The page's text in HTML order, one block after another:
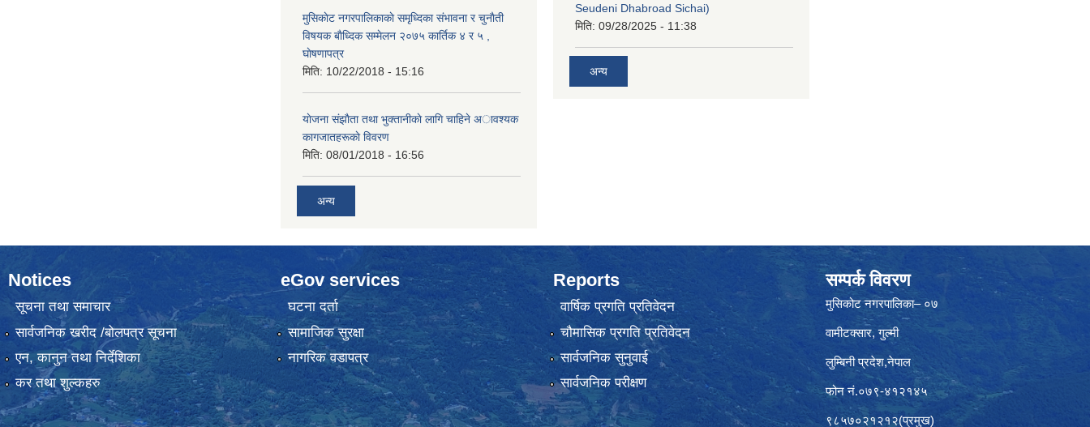
मुसिकाेट नगरपालिकाकाे समृध्दिका संभावना र चुनाैती
विषयक बाैध्दिक सम्मेलन २०७५ कार्तिक ४ र ५ ,
घाेषणापत्र
मिति: 10/22/2018 - 15:16
याेजना संझाैता तथा भुक्तानीकाे लागि चाहिने अावश्यक
कागजातहरूकाे विवरण
मिति: 08/01/2018 - 16:56
अन्य
Seudeni Dhabroad Sichai)
मिति: 09/28/2025 - 11:38
अन्य
Notices
सूचना तथा समाचार
सार्वजनिक खरीद /बोलपत्र सूचना
एन, कानुन तथा निर्देशिका
कर तथा शुल्कहरु
eGov services
घटना दर्ता
सामाजिक सुरक्षा
नागरिक वडापत्र
Reports
वार्षिक प्रगति प्रतिवेदन
चौमासिक प्रगति प्रतिवेदन
सार्वजनिक सुनुवाई
सार्वजनिक परीक्षण
सम्पर्क विवरण
मुसिकोट नगरपालिका– ०७
वामीटक्सार, गुल्मी
लुम्बिनी प्रदेश,नेपाल
फोन नं.०७९-४१२१४५
९८५७०२१२१२(प्रमुख)